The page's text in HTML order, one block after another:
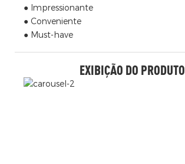
● Impressionante
● Conveniente
● Must-have
EXIBIÇÃO DO PRODUTO